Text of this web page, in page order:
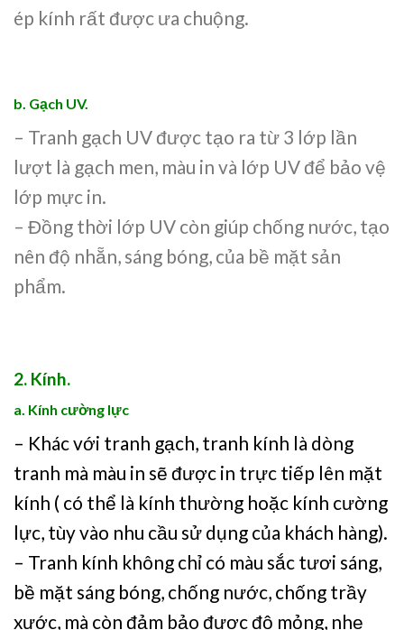
ép kính rất được ưa chuộng.
b. Gạch UV.
– Tranh gạch UV được tạo ra từ 3 lớp lần
lượt là gạch men, màu in và lớp UV để bảo vệ
lớp mực in.
– Đồng thời lớp UV còn giúp chống nước, tạo
nên độ nhẵn, sáng bóng, của bề mặt sản
phẩm.
2. Kính.
a. Kính cường lực
– Khác với tranh gạch, tranh kính là dòng
tranh mà màu in sẽ được in trực tiếp lên mặt
kính ( có thể là kính thường hoặc kính cường
lực, tùy vào nhu cầu sử dụng của khách hàng).
– Tranh kính không chỉ có màu sắc tươi sáng,
bề mặt sáng bóng, chống nước, chống trầy
xước, mà còn đảm bảo được độ mỏng, nhẹ